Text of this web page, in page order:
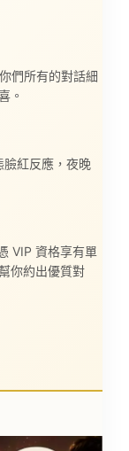
們所有的對話細
。
紅反應，夜晚
VIP 資格享有單
你約出優質對